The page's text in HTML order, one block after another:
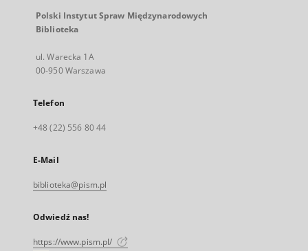
Polski Instytut Spraw Międzynarodowych
Biblioteka
ul. Warecka 1A
00-950 Warszawa
Telefon
+48 (22) 556 80 44
E-Mail
biblioteka@pism.pl
Odwiedź nas!
https://www.pism.pl/